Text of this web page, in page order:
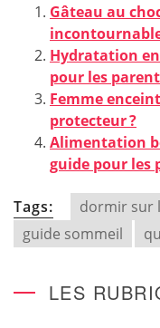
Gâteau au
Hydratation
pour les
Femme
protecteur ?
Alimentation
guide pour les
Tags: dormir sur
guide sommeil
LES